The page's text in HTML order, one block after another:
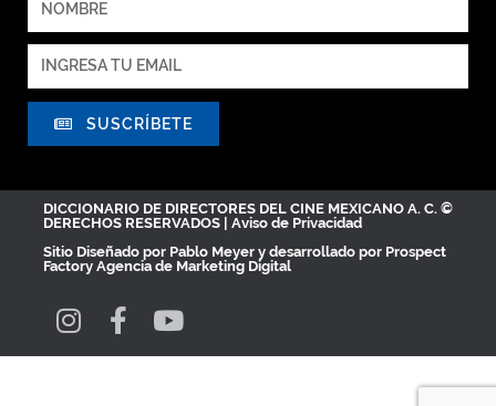
SUSCRÍBETE
DICCIONARIO DE DIRECTORES DEL CINE MEXICANO A. C. ©
DERECHOS RESERVADOS | Aviso de Privacidad
Sitio Diseñado por Pablo Meyer y desarrollado por Prospect
Factory Agencia de Marketing Digital